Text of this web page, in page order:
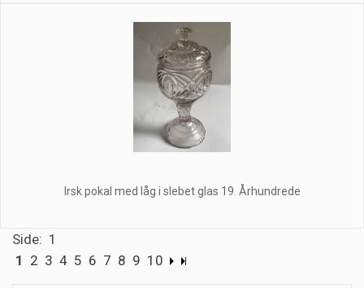
Irsk pokal med låg i slebet glas 19. Århundrede
Side: 1
1 2 3 4 5 6 7 8 9 10